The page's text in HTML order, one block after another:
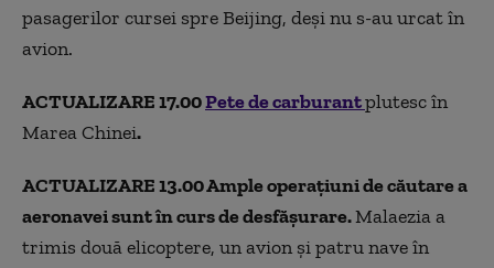
pasagerilor cursei spre Beijing, deşi nu s-au urcat în
avion.
ACTUALIZARE 17.00Pete de carburantplutesc în
Marea Chinei.
ACTUALIZARE 13.00 Ample operațiuni de căutare a
aeronavei sunt în curs de desfășurare.Malaezia a
trimis două elicoptere, un avion și patru nave în